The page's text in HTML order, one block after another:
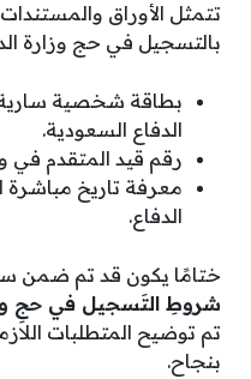
تتمثل الأوراق
بالتسجيل في حج وزارة
بطاقة شخصية
الدفاع السعودية.
رقم قيد المتقدم في
معرفة تاريخ مباشرة
الدفاع.
ختامًا يكون قد تم ضمن
شروطِ التَسجيل في حجِ
تم توضيح المتطلبات
بنجاح.